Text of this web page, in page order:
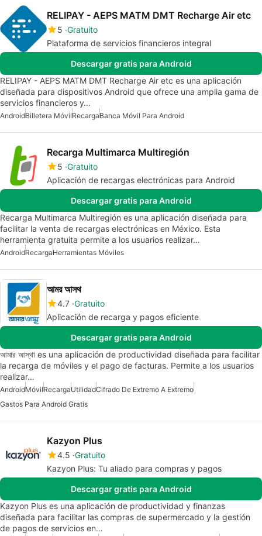
RELIPAY - AEPS MATM DMT Recharge Air etc
5 Gratuito
Plataforma de servicios financieros integral
Descargar gratis para Android
RELIPAY - AEPS MATM DMT Recharge Air etc es una aplicación
diseñada para dispositivos Android que ofrece una amplia gama de
servicios financieros y…
AndroidBilletera MóvilRecargaBanca Móvil Para Android
Recarga Multimarca Multiregión
5 Gratuito
Aplicación de recargas electrónicas para Android
Descargar gratis para Android
Recarga Multimarca Multiregión es una aplicación diseñada para
facilitar la venta de recargas electrónicas en México. Esta
herramienta gratuita permite a los usuarios realizar…
AndroidRecargaHerramientas Móviles
আমর আসথ
4.7 Gratuito
Aplicación de recarga y pagos eficiente
Descargar gratis para Android
আমার আস্থা es una aplicación de productividad diseñada para facilitar
la recarga de móviles y el pago de facturas. Permite a los usuarios
realizar…
AndroidMóvilRecargaUtilidadCifrado De Extremo A Extremo
Gastos Para Android Gratis
Kazyon Plus
4.5 Gratuito
Kazyon Plus: Tu aliado para compras y pagos
Descargar gratis para Android
Kazyon Plus es una aplicación de productividad y finanzas
diseñada para facilitar las compras de supermercado y la gestión
de pagos de servicios en…